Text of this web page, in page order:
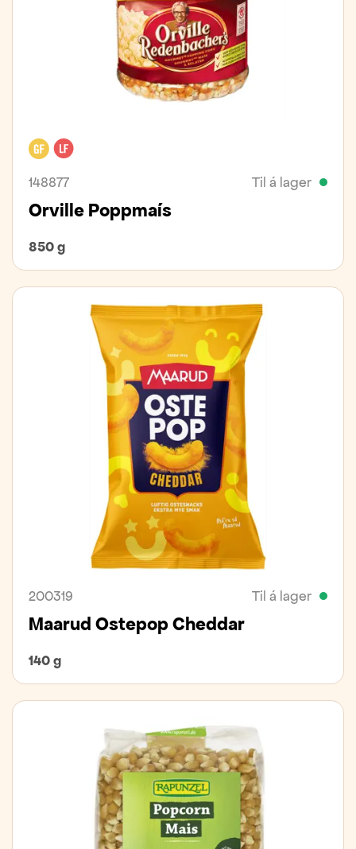
Glútenfrítt
148877 Til á lager
Orville Poppmaís
850 g
200319 Til á lager
Maarud Ostepop Cheddar
140 g